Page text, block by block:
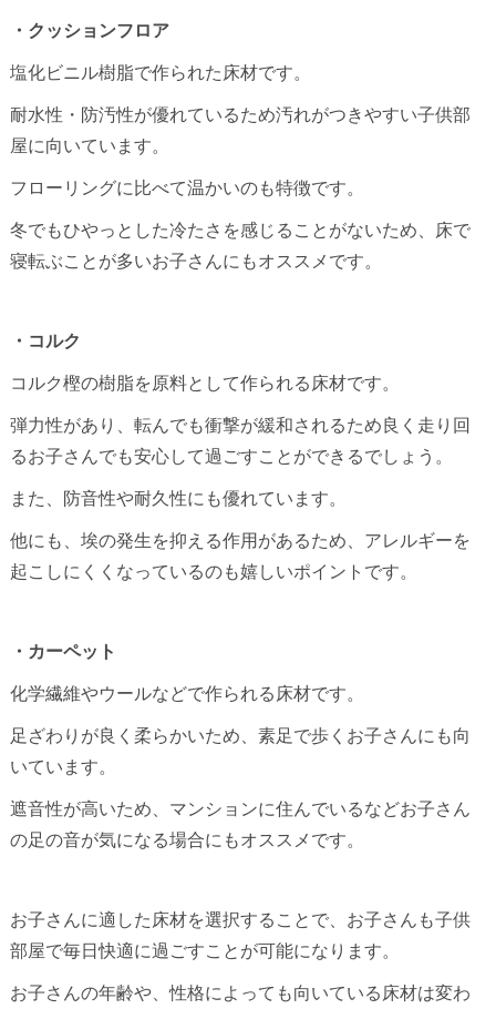
・クッションフロア
塩化ビニル樹脂で作られた床材です。
耐水性・防汚性が優れているため汚れがつきやすい子供部
屋に向いています。
フローリングに比べて温かいのも特徴です。
冬でもひやっとした冷たさを感じることがないため、床で
寝転ぶことが多いお子さんにもオススメです。
・コルク
コルク樫の樹脂を原料として作られる床材です。
弾力性があり、転んでも衝撃が緩和されるため良く走り回
るお子さんでも安心して過ごすことができるでしょう。
また、防音性や耐久性にも優れています。
他にも、埃の発生を抑える作用があるため、アレルギーを
起こしにくくなっているのも嬉しいポイントです。
・カーペット
化学繊維やウールなどで作られる床材です。
足ざわりが良く柔らかいため、素足で歩くお子さんにも向
いています。
遮音性が高いため、マンションに住んでいるなどお子さん
の足の音が気になる場合にもオススメです。
お子さんに適した床材を選択することで、お子さんも子供
部屋で毎日快適に過ごすことが可能になります。
お子さんの年齢や、性格によっても向いている床材は変わ